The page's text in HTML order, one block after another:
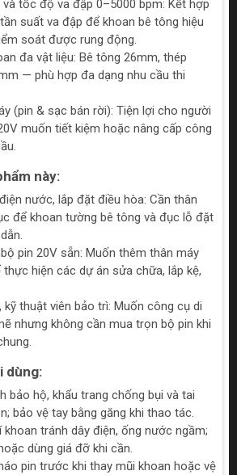
và tốc độ va đập 0–5000 bpm: Kết hợp
suất va đập để khoan bê tông hiệu
soát được rung động.
đa vật liệu: Bê tông 26mm, thép
— phù hợp đa dạng nhu cầu thi
(pin & sạc bán rời): Tiện lợi cho người
muốn tiết kiệm hoặc nâng cấp công
này:
nước, lắp đặt điều hòa: Cần thân
để khoan tường bê tông và đục lỗ đặt
pin 20V sẵn: Muốn thêm thân máy
thực hiện các dự án sửa chữa, lắp kệ,
kỹ thuật viên bảo trì: Muốn công cụ di
nhưng không cần mua trọn bộ pin khi
dùng:
bảo hộ, khẩu trang chống bụi và tai
bảo vệ tay bằng găng khi thao tác.
khoan tránh dây điện, ống nước ngầm;
dùng giá đỡ khi cần.
pin trước khi thay mũi khoan hoặc vệ